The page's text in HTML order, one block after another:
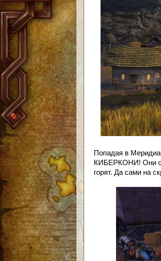
Попадая в
КИБЕРКОНИ! Они
горят. Да сами на